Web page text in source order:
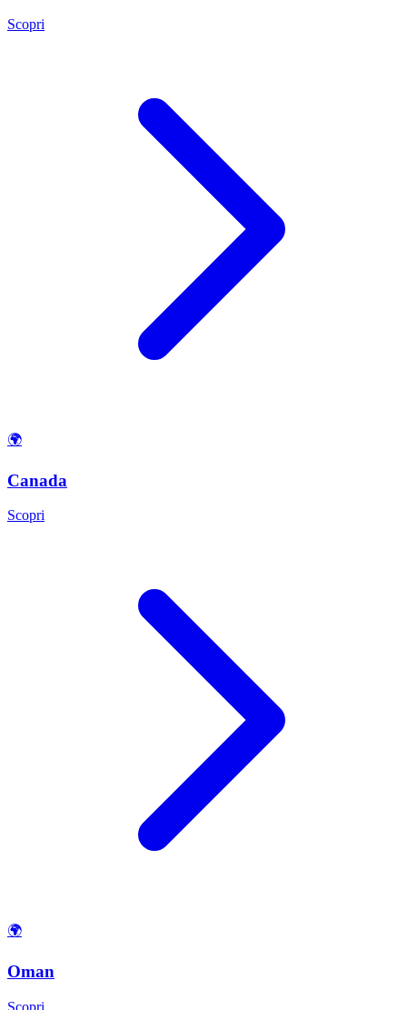
Scopri
🌍
Canada
Scopri
🌍
Oman
Scopri